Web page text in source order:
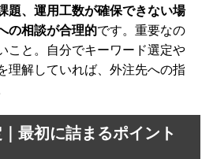
題、運用工数が確保できない場
の相談が合理的です。重要なの
こと。自分でキーワード選定や
理解していれば、外注先への指
最初に詰まるポイント